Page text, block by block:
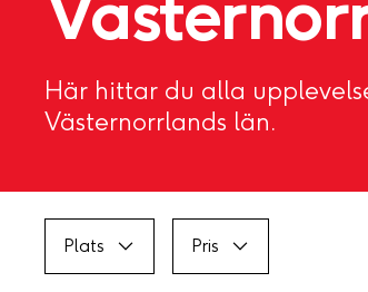
Här hittar du alla
Västernorrlands län.
Plats Pris